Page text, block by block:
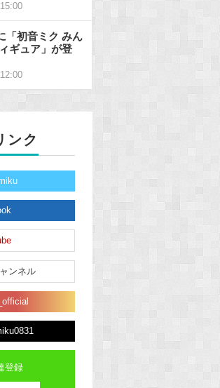
「初音ミク みん
ギュア」が登
ンク
ンネル
登録